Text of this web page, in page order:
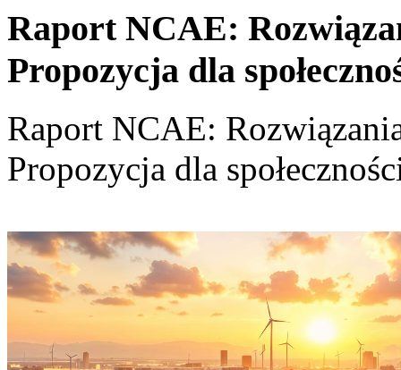
Raport NCAE:
Propozycja dla
Raport NCAE:
Propozycja dla